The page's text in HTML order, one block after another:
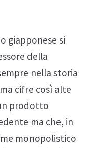
giapponese si
della
nella storia
cifre così alte
prodotto
ma che, in
monopolistico